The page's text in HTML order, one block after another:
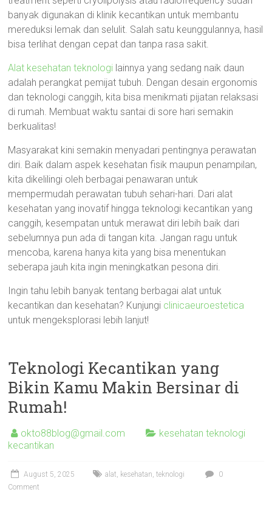
banyak digunakan di klinik kecantikan untuk membantu
mereduksi lemak dan selulit. Salah satu keunggulannya, hasil
bisa terlihat dengan cepat dan tanpa rasa sakit.
Alat kesehatan teknologi lainnya yang sedang naik daun
adalah perangkat pemijat tubuh. Dengan desain ergonomis
dan teknologi canggih, kita bisa menikmati pijatan relaksasi
di rumah. Membuat waktu santai di sore hari semakin
berkualitas!
Masyarakat kini semakin menyadari pentingnya perawatan
diri. Baik dalam aspek kesehatan fisik maupun penampilan,
kita dikelilingi oleh berbagai penawaran untuk
mempermudah perawatan tubuh sehari-hari. Dari alat
kesehatan yang inovatif hingga teknologi kecantikan yang
canggih, kesempatan untuk merawat diri lebih baik dari
sebelumnya pun ada di tangan kita. Jangan ragu untuk
mencoba, karena hanya kita yang bisa menentukan
seberapa jauh kita ingin meningkatkan pesona diri.
Ingin tahu lebih banyak tentang berbagai alat untuk
kecantikan dan kesehatan? Kunjungi clinicaeuroestetica
untuk mengeksplorasi lebih lanjut!
Teknologi Kecantikan yang
Bikin Kamu Makin Bersinar di
Rumah!
okto88blog@gmail.com
kesehatan teknologi
kecantikan
August 5, 2025 alat, kesehatan,teknologi
0
Comment